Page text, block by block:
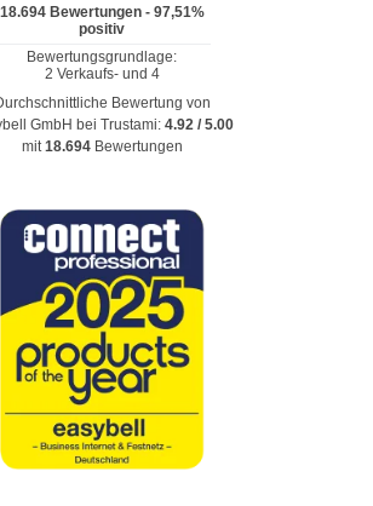
Bewertung von
GmbH bei Trustami: 4.92/ 5.00
mit18.694 Bewertungen